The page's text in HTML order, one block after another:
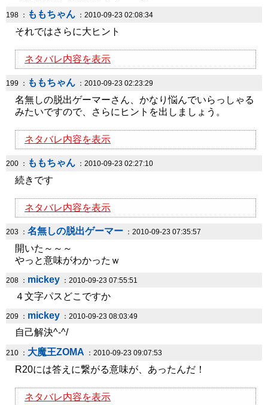
198 ： ももちゃん ：2010-09-23 02:08:34
それではさらに大ヒント
ネタバレ内容を表示
199 ： ももちゃん ：2010-09-23 02:23:29
名無しの脱出ゲーマーさん、かなり悩んでいらっしゃる
みたいですので、さらにヒントを出しましょう。
ネタバレ内容を表示
200 ： ももちゃん ：2010-09-23 02:27:10
続きです
ネタバレ内容を表示
203 ： 名無しの脱出ゲーマー ：2010-09-23 07:35:57
開いた～～～
やっと意味がわかったｗ
208 ： mickey ：2010-09-23 07:55:51
４文字パスどこですか
209 ： mickey ：2010-09-23 08:03:49
自己解決^-^/
210 ： 大魔王ZOMA ：2010-09-23 09:07:53
R20には答えに繋がる意味が、あったんだ！
ネタバレ内容を表示